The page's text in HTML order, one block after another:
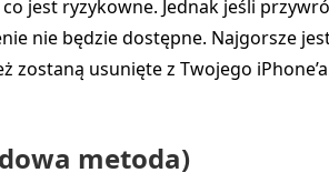
jest ryzykowne. Jednak jeśli
nie będzie dostępne. Najgorsze
usunięte z Twojego
metoda)